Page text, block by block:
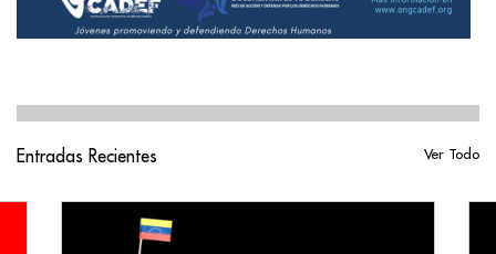
Entradas Recientes Ver Todo